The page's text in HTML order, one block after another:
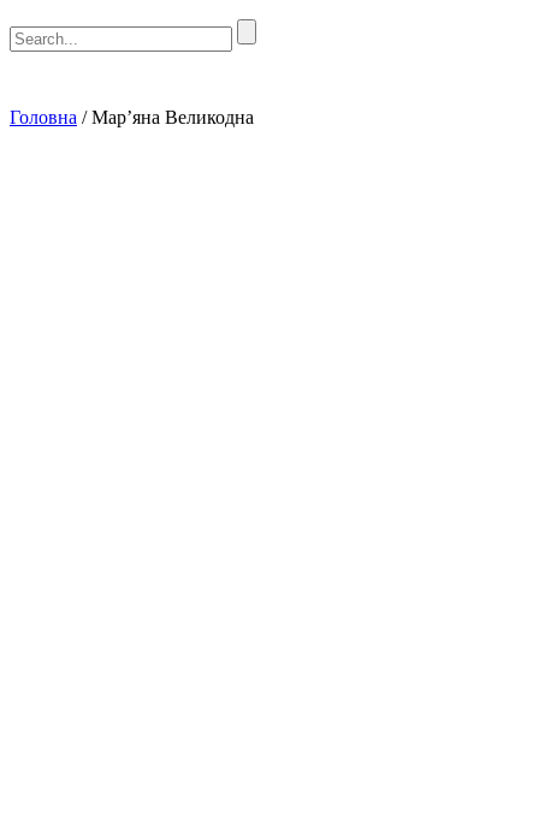
Головна /Мар’яна Великодна